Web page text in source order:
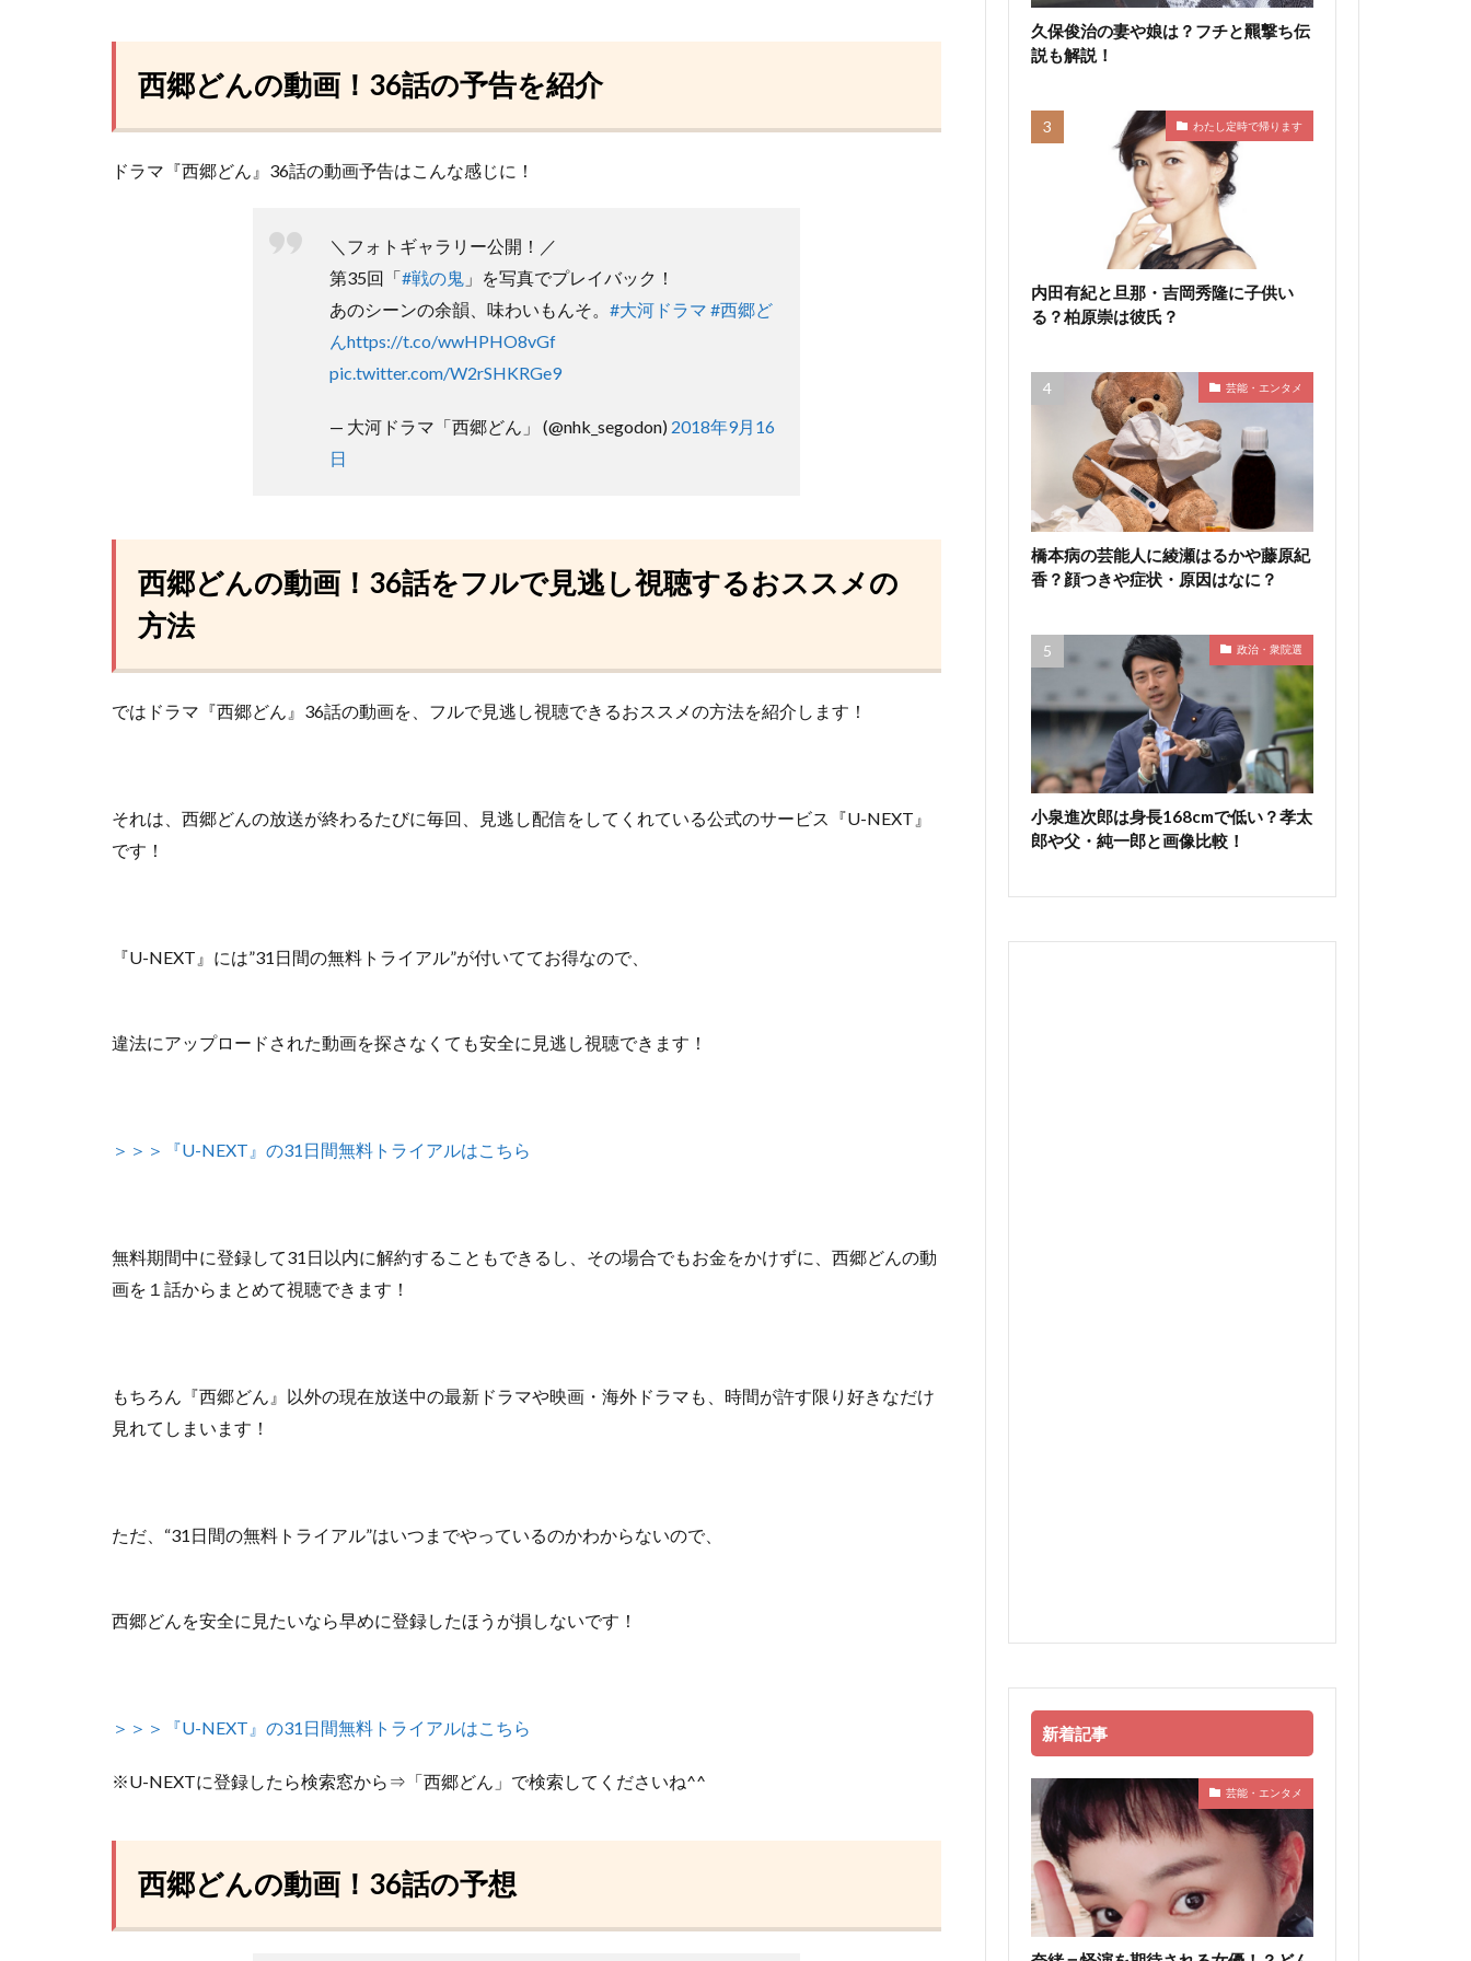
西郷どんの動画！36話の予告を紹介
ドラマ『西郷どん』36話の動画予告はこんな感じに！
＼フォトギャラリー公開！／
第35回「#戦の鬼 」を写真でプレイバック！
あのシーンの余韻、味わいもんそ。 #大河ドラマ #西郷ど
んhttps://t.co/wwHPHO8vGf
pic.twitter.com/W2rSHKRGe9
— 大河ドラマ「西郷どん」 (@nhk_segodon) 2018年9月16
日
西郷どんの動画！36話をフルで見逃し視聴するおススメの
方法
ではドラマ『西郷どん』36話の動画を、フルで見逃し視聴できるおススメの方法を紹介します！
それは、西郷どんの放送が終わるたびに毎回、見逃し配信をしてくれている公式のサービス『U-NEXT』
です！
『U-NEXT』には”31日間の無料トライアル”が付いててお得なので、
違法にアップロードされた動画を探さなくても安全に見逃し視聴できます！
＞＞＞『U-NEXT』の31日間無料トライアルはこちら
無料期間中に登録して31日以内に解約することもできるし、 その場合でもお金をかけずに、西郷どんの動
画を１話からまとめて視聴できます！
もちろん『西郷どん』以外の現在放送中の最新ドラマや映画・海外ドラマも、 時間が許す限り好きなだけ
見れてしまいます！
ただ、 “31日間の無料トライアル”はいつまでやっているのかわからないので、
西郷どんを安全に見たいなら早めに登録したほうが損しないです！
＞＞＞『U-NEXT』の31日間無料トライアルはこちら
※U-NEXTに登録したら検索窓から⇒「西郷どん」で検索してくださいね^^
西郷どんの動画！36話の予想
久保俊治の妻や娘は？フチと羆撃ち伝
説も解説！
わたし定時で帰ります
内田有紀と旦那・吉岡秀隆に子供い
る？柏原崇は彼氏？
芸能・エンタメ
橋本病の芸能人に綾瀬はるかや藤原紀
香？顔つきや症状・原因はなに？
政治・衆院選
小泉進次郎は身長168cmで低い？孝太
郎や父・純一郎と画像比較！
新着記事
芸能・エンタメ